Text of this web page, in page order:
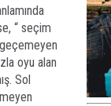
“ seçim
oyu alan
Sol